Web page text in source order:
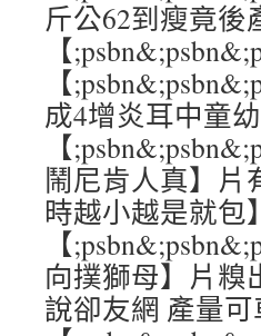
斤公62到瘦竟後
【
【
成4增炎耳中童
【
鬧尼肯人真】片
時越小越是就包
【
向撲獅母】片糗
說卻友網 產量